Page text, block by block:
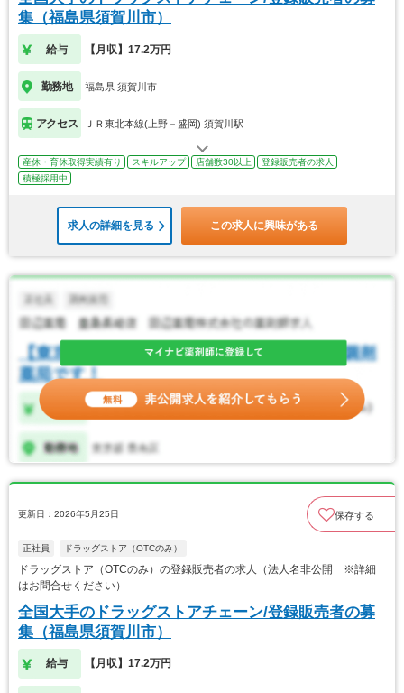
集（福島県須賀川市）
給与 【月収】17.2万円
勤務地 福島県 須賀川市
アクセス ＪＲ東北本線(上野－盛岡) 須賀川駅
産休・育休取得実績有り スキルアップ 店舗数30以上
登録販売者の求人
積極採用中
求人の詳細を見る この求人に興味がある
更新日：2026年5月25日 保存する
正社員 ドラッグストア（OTCのみ）
ドラッグストア（OTCのみ）の登録販売者の求人（法人名非公開 ※詳細
はお問合せください）
全国大手のドラッグストアチェーン/登録販売者の募
集（福島県須賀川市）
給与 【月収】17.2万円